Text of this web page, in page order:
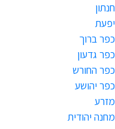
חנתון
יפעת
כפר ברוך
כפר גדעון
כפר החורש
כפר יהושע
מזרע
מחנה יהודית